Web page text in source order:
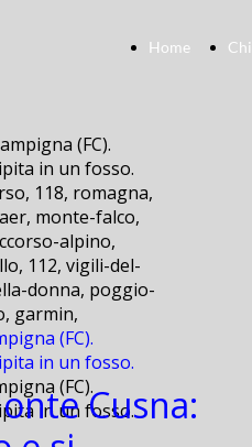
Home
118, romagna,
monte-falco,
alpino,
112, vigili-del-
donna, poggio-
garmin,
(FC).
in un fosso.
(FC).
in un fosso.
Cusna: